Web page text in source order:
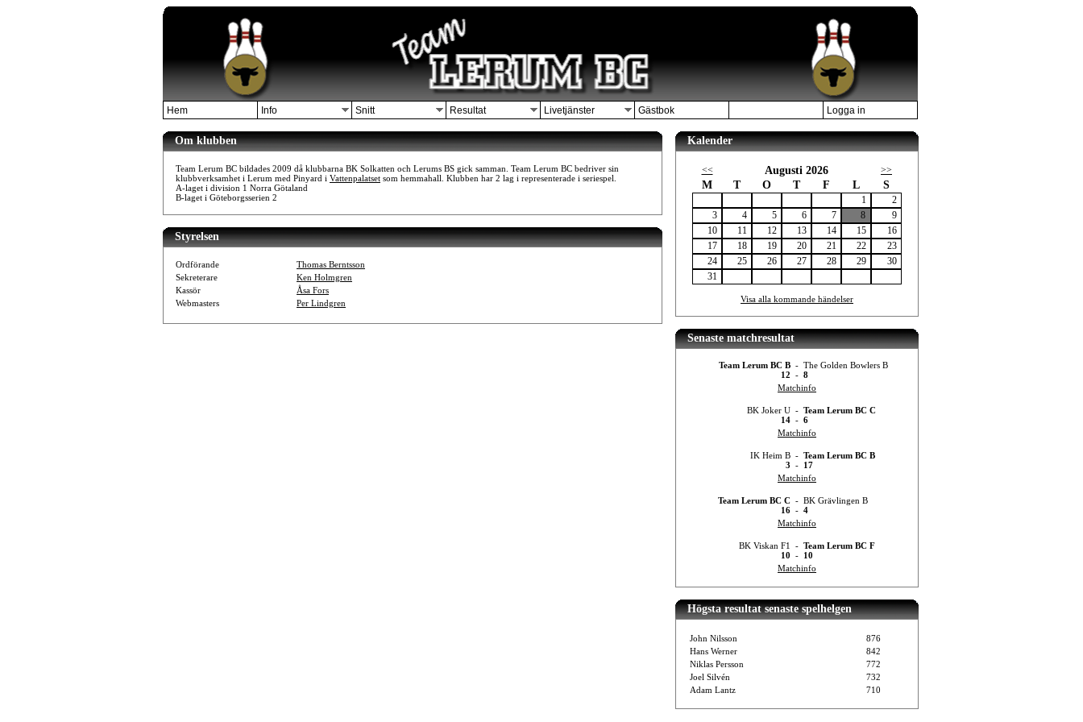
Hem Info Snitt Resultat Livetjänster Gästbok Logga in
Om klubben
Team Lerum BC bildades 2009 då klubbarna BK Solkatten och Lerums BS gick samman. Team Lerum BC bedriver sin
klubbverksamhet i Lerum med Pinyard i Vattenpalatset som hemmahall. Klubben har 2 lag i representerade i seriespel.
A-laget i division 1 Norra Götaland
B-laget i Göteborgsserien 2
Styrelsen
Ordförande
Thomas Berntsson
Sekreterare
Ken Holmgren
Kassör
Åsa Fors
Webmasters
Per Lindgren
Kalender
<< Augusti 2026 >>
M T O T F L S
1
2
3
4 5 6 7 8
9
10
11 12 13 14 15
16
17
18 19 20 21 22
23
24
25 26 27 28 29
30
31
Visa alla kommande händelser
Senaste matchresultat
Team Lerum BC B
12
-
-
The Golden Bowlers B
8
Matchinfo
BK Joker U
14
-
-
Team Lerum BC C
6
Matchinfo
IK Heim B
3
-
-
Team Lerum BC B
17
Matchinfo
Team Lerum BC C
16
-
-
BK Grävlingen B
4
Matchinfo
BK Viskan F1
10
-
-
Team Lerum BC F
10
Matchinfo
Högsta resultat senaste spelhelgen
John Nilsson
876
Hans Werner
842
Niklas Persson
772
Joel Silvén
732
Adam Lantz
710